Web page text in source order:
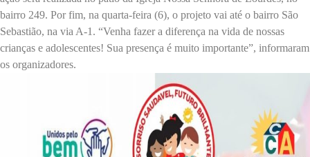
bairro 249. Por fim, na quarta-feira (6), o projeto vai até o bairro São
Sebastião, na via A-1. “Venha fazer a diferença na vida de nossas
crianças e adolescentes! Sua presença é muito importante”, informaram
os organizadores.